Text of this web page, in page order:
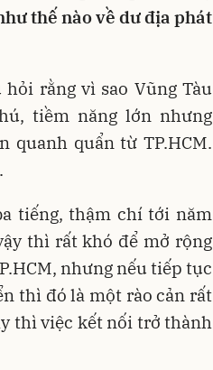
thế nào về dư địa phát
rằng vì sao Vũng Tàu
tiềm năng lớn nhưng
quanh quẩn từ TP.HCM.
tiếng, thậm chí tới năm
thì rất khó để mở rộng
nhưng nếu tiếp tục
thì đó là một rào cản rất
thì việc kết nối trở thành